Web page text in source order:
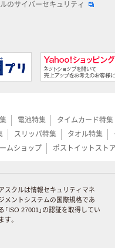
のサイバーセキュリティ
電池特集 タイムカード特集
スリッパ特集 タオル特集
ムショップ ポストイットストア
スクルは情報セキュリティマネ
メントシステムの国際規格であ
「ISO 27001」の認証を取得してい
ます。